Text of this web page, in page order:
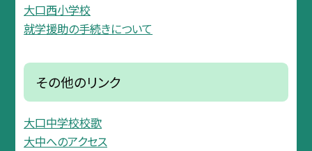
大口西小学校
就学援助の手続きについて
その他のリンク
大口中学校校歌
大中へのアクセス